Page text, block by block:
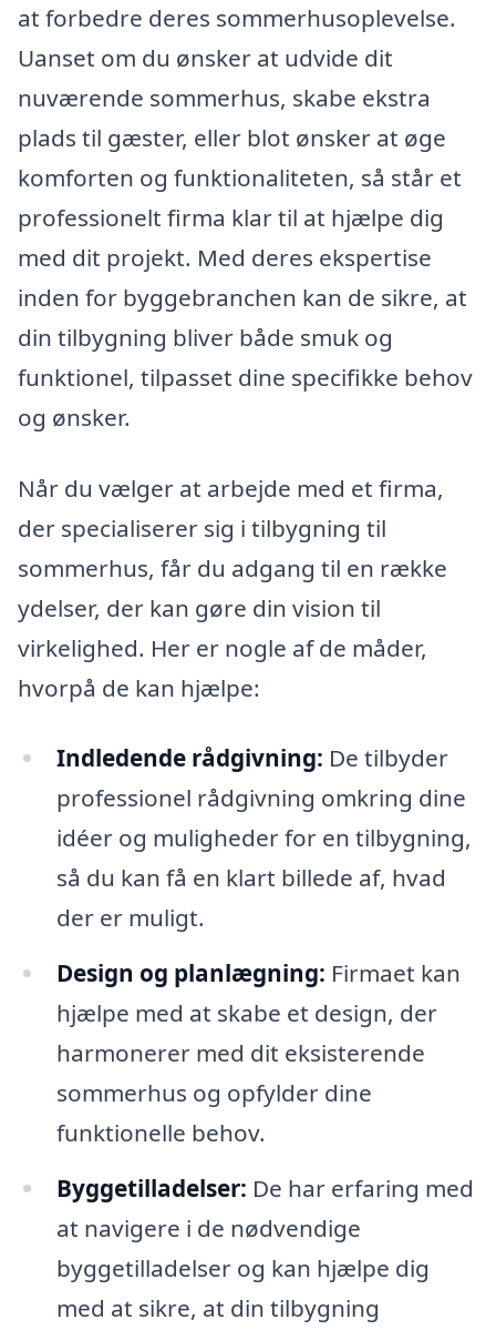
at forbedre deres sommerhusoplevelse.
Uanset om du ønsker at udvide dit
nuværende sommerhus, skabe ekstra
plads til gæster, eller blot ønsker at øge
komforten og funktionaliteten, så står et
professionelt firma klar til at hjælpe dig
med dit projekt. Med deres ekspertise
inden for byggebranchen kan de sikre, at
din tilbygning bliver både smuk og
funktionel, tilpasset dine specifikke behov
og ønsker.
Når du vælger at arbejde med et firma,
der specialiserer sig i tilbygning til
sommerhus, får du adgang til en række
ydelser, der kan gøre din vision til
virkelighed. Her er nogle af de måder,
hvorpå de kan hjælpe:
Indledende rådgivning: De tilbyder
professionel rådgivning omkring dine
idéer og muligheder for en tilbygning,
så du kan få en klart billede af, hvad
der er muligt.
Design og planlægning: Firmaet kan
hjælpe med at skabe et design, der
harmonerer med dit eksisterende
sommerhus og opfylder dine
funktionelle behov.
Byggetilladelser: De har erfaring med
at navigere i de nødvendige
byggetilladelser og kan hjælpe dig
med at sikre, at din tilbygning